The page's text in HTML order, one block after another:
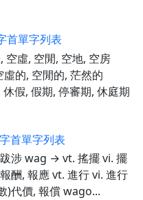
首單字列表
虛, 空閒, 空地, 空房
的, 空閒的, 茫然的
假, 假期, 停審期, 休庭期
首單字列表
涉 wag → vt. 搖擺 vi. 擺
酬, 報應 vt. 進行 vi. 進行
)代價, 報償 wago...